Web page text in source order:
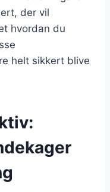
der vil
hvordan du
helt sikkert blive